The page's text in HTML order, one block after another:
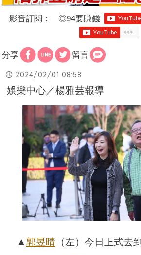
影音訂閱： ◎94要賺錢
分享 留言
2024/02/01 08:58
娛樂中心／楊雅芸報導
▲ 郭昱晴 （左）今日正式去到